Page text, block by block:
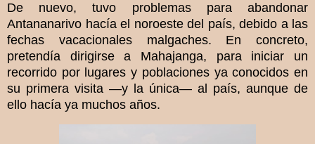
De nuevo, tuvo problemas para abandonar
Antananarivo hacía el noroeste del país, debido a las
fechas vacacionales malgaches. En concreto,
pretendía dirigirse a Mahajanga, para iniciar un
recorrido por lugares y poblaciones ya conocidos en
su primera visita —y la única— al país, aunque de
ello hacía ya muchos años.